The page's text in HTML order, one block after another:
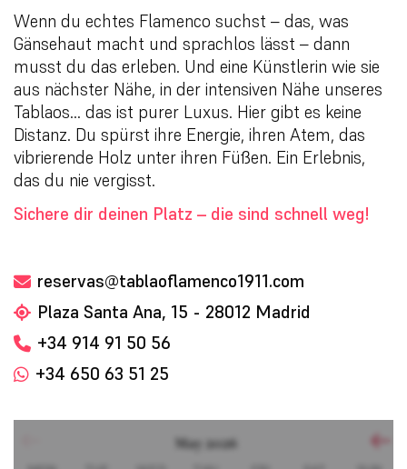
Wenn du echtes Flamenco suchst – das, was
Gänsehaut macht und sprachlos lässt – dann
musst du das erleben. Und eine Künstlerin wie sie
aus nächster Nähe, in der intensiven Nähe unseres
Tablaos… das ist purer Luxus. Hier gibt es keine
Distanz. Du spürst ihre Energie, ihren Atem, das
vibrierende Holz unter ihren Füßen. Ein Erlebnis,
das du nie vergisst.
Sichere dir deinen Platz – die sind schnell weg!
reservas@tablaoflamenco1911.com
Plaza Santa Ana, 15 - 28012 Madrid
+34 914 91 50 56
+34 650 63 51 25